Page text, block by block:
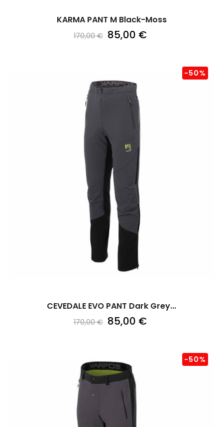
KARMA PANT M Black-Moss
170,00 € 85,00 €
CEVEDALE EVO PANT Dark Grey...
170,00 €
-50%
85,00 €
-50%